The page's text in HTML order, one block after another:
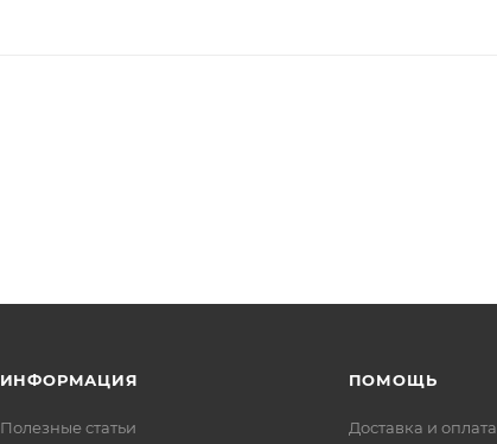
ИНФОРМАЦИЯ
Полезные статьи
ПОМОЩЬ
Доставка и оплата